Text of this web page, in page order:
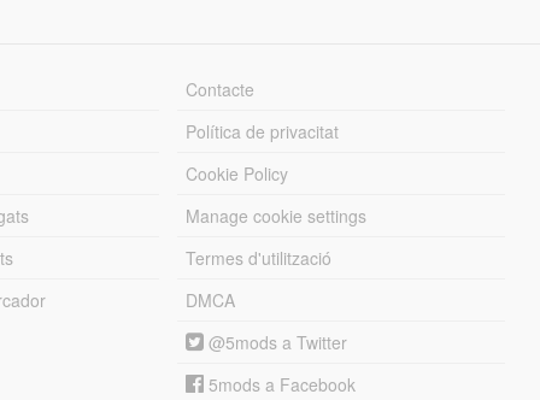
Contacte
Política de privacitat
Cookie Policy
Manage cookie settings
Termes d'utilització
DMCA
@5mods a Twitter
5mods a Facebook